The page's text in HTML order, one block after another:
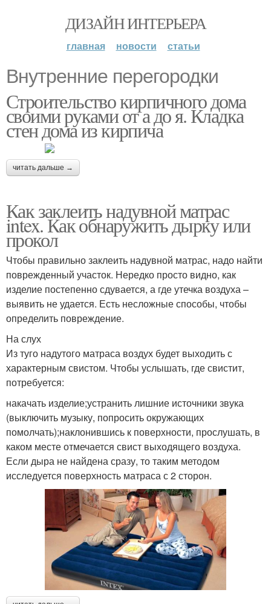
ДИЗАЙН ИНТЕРЬЕРА
главная новости статьи
Внутренние перегородки
Строительство кирпичного дома
своими руками от а до я. Кладка
стен дома из кирпича
читать дальше →
Как заклеить надувной матрас
intex. Как обнаружить дырку или
прокол
Чтобы правильно заклеить надувной матрас, надо найти
поврежденный участок. Нередко просто видно, как
изделие постепенно сдувается, а где утечка воздуха –
выявить не удается. Есть несложные способы, чтобы
определить повреждение.
На слух
Из туго надутого матраса воздух будет выходить с
характерным свистом. Чтобы услышать, где свистит,
потребуется:
накачать изделие;устранить лишние источники звука
(выключить музыку, попросить окружающих
помолчать);наклонившись к поверхности, прослушать, в
каком месте отмечается свист выходящего воздуха.
Если дыра не найдена сразу, то таким методом
исследуется поверхность матраса с 2 сторон.